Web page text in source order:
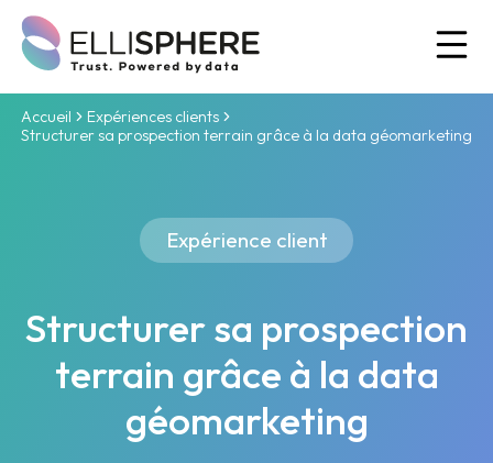
Accueil
Expériences clients
Structurer sa prospection terrain grâce à la data géomarketing
Expérience client
Structurer sa prospection
terrain grâce à la data
géomarketing